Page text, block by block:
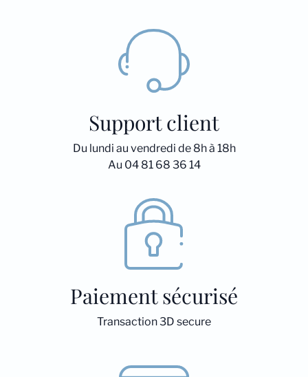
Support client
Du lundi au vendredi de 8h à 18h
Au 04 81 68 36 14
Paiement sécurisé
Transaction 3D secure